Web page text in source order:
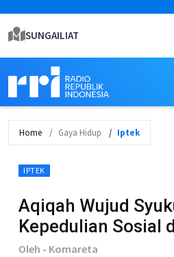
SUNGAILIAT
Home Gaya Hidup Iptek
IPTEK
Aqiqah Wujud
Kepedulian Sosial
Oleh - Komareta